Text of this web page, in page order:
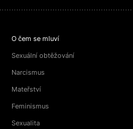
O čem se mluví
Sexuální obtěžování
Narcismus
Mateřství
Feminismus
Sexualita